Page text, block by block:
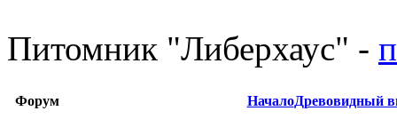
Питомник "Либерхаус" -
Форум НачалоДревовидный